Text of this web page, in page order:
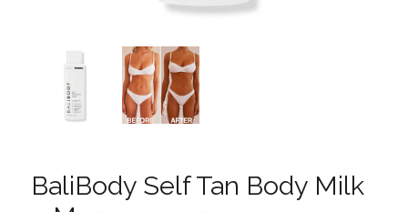
BaliBody Self Tan Body Milk